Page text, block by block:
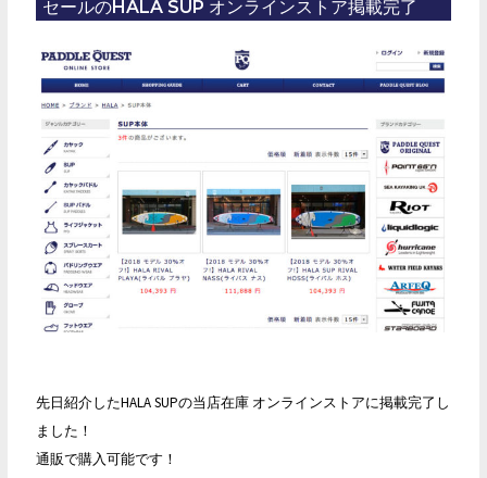
UP
入
荷！
セールのHALA SUP オンラインストア掲載完了
先日紹介したHALA SUPの当店在庫 オンラインストアに掲載完了し
ました！
通販で購入可能です！